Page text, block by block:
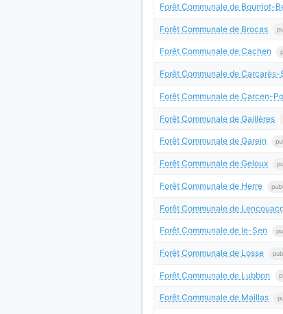
Forêt Communale de Bourriot-
Forêt Communale de Brocas
Forêt Communale de Cachen
Forêt Communale de
Forêt Communale de Carcen-
Forêt Communale de Gaillères
Forêt Communale de Garein
Forêt Communale de Geloux
Forêt Communale de Herre
Forêt Communale de
Forêt Communale de le-Sen
Forêt Communale de Losse
Forêt Communale de Lubbon
Forêt Communale de Maillas